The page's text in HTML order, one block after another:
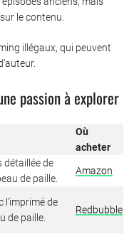
le contenu.
illégaux, qui peuvent
passion à explorer
Où
acheter
détaillée de
de paille.
Amazon
l’imprimé de
de paille.
Redbubble